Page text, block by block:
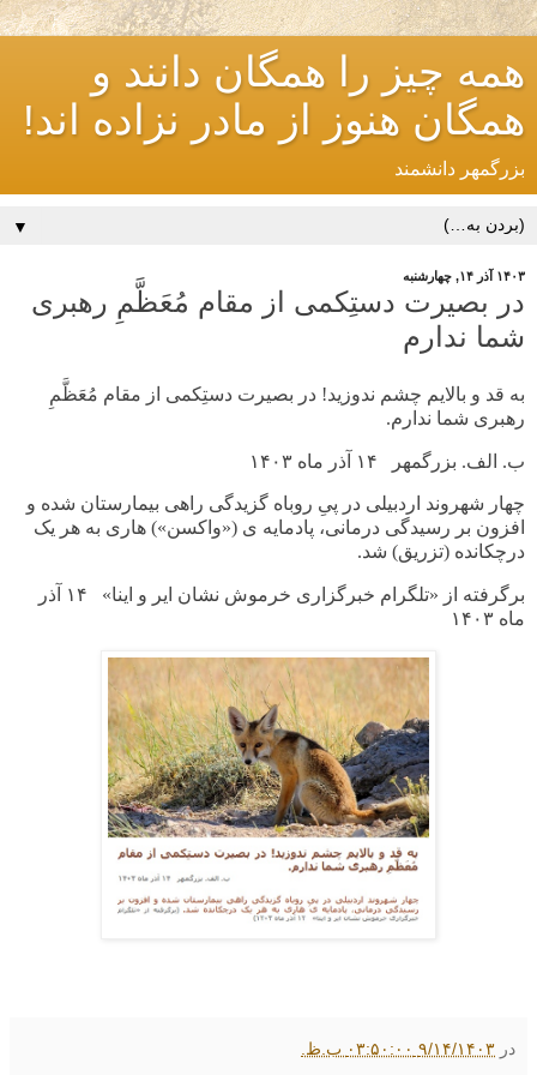
همه چیز را همگان دانند و
همگان هنوز از مادر نزاده اند!
بزرگمهر دانشمند
▼
۱۴۰۳ آذر ۱۴, چهارشنبه
در بصیرت دستِکمی از مقام مُعَظَّمِ رهبری
شما ندارم
به قد و بالایم چشم ندوزید! در بصیرت دستِکمی از مقام مُعَظَّمِ
رهبری شما ندارم.
ب. الف. بزرگمهر ۱۴ آذر ماه ۱۴۰۳
چهار شهروند اردبیلی در پیِ روباه گزیدگی راهی بیمارستان شده و
افزون بر رسیدگی درمانی، پادمایه ی («واکسن») هاری به هر یک
درچکانده (تزریق) شد.
برگرفته از «تلگرام خبرگزاری خرموش نشان ایر و اینا» ۱۴ آذر
ماه ۱۴۰۳
در ۹/۱۴/۱۴۰۳ ۰۳:۵۰:۰۰ ب.ظ.